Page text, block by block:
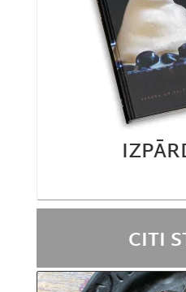
CITI